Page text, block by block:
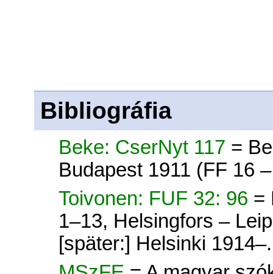
Bibliográfia
Beke: CserNyt 117 =
Budapest 1911 (FF 16
Toivonen: FUF 32: 96 =
1–13, Helsingfors –
[später:] Helsinki 1914–.